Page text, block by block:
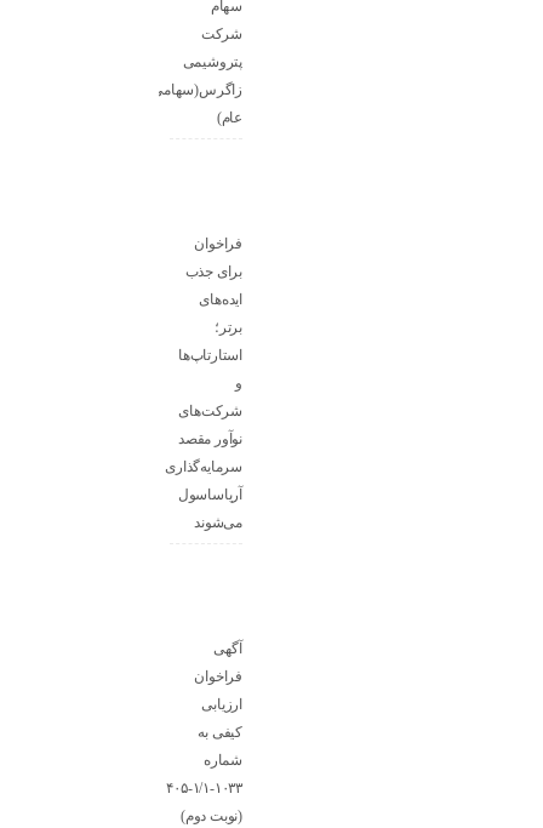
سهام
شرکت
پتروشیمی
زاگرس(سهامی
عام)
فراخوان
برای جذب
ایده‌های
برتر؛
استارتاپ‌ها
و
شرکت‌های
نوآور مقصد
سرما‌یه‌گذاری
آریاساسول
می‌شوند
آگهی
فراخوان
ارزیابی
کیفی به
شماره
۱۰۳۳-۱/۱-۴۰۵
(نوبت دوم)